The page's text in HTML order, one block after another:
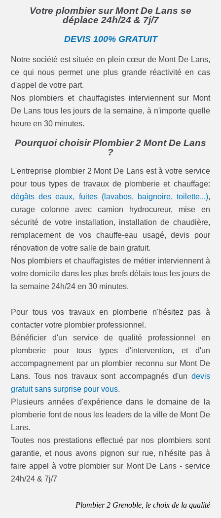
Votre plombier sur Mont De Lans se
déplace 24h/24 & 7j/7
DEVIS 100% GRATUIT
Notre société est située en plein cœur de Mont De Lans,
ce qui nous permet une plus grande réactivité en cas
d'appel de votre part.
Nos plombiers et chauffagistes interviennent sur Mont
De Lans tous les jours de la semaine, à n'importe quelle
heure en 30 minutes.
Pourquoi choisir Plombier 2 Mont De Lans
?
L'entreprise plombier 2 Mont De Lans est à votre service
pour tous types de travaux de plomberie et chauffage:
dégâts des eaux, fuites (lavabos, baignoire, toilette...),
curage colonne avec camion hydrocureur, mise en
sécurité de votre installation, installation de chaudière,
remplacement de vos chauffe-eau usagé, devis pour
rénovation de votre salle de bain gratuit.
Nos plombiers et chauffagistes de métier interviennent à
votre domicile dans les plus brefs délais tous les jours de
la semaine 24h/24 en 30 minutes.
Pour tous vos travaux en plomberie n'hésitez pas à
contacter votre plombier professionnel.
Bénéficier d'un service de qualité professionnel en
plomberie pour tous types d'intervention, et d'un
accompagnement par un plombier reconnu sur Mont De
Lans. Tous nos travaux sont accompagnés d'un devis
gratuit sans surprise pour vous.
Plusieurs années d'expérience dans le domaine de la
plomberie font de nous les leaders de la ville de Mont De
Lans.
Toutes nos prestations effectué par nos plombiers sont
garantie, et nous avons pignon sur rue, n'hésite pas à
faire appel à votre plombier sur Mont De Lans - service
24h/24 & 7j/7
Plombier 2 Grenoble, le choix de la qualité